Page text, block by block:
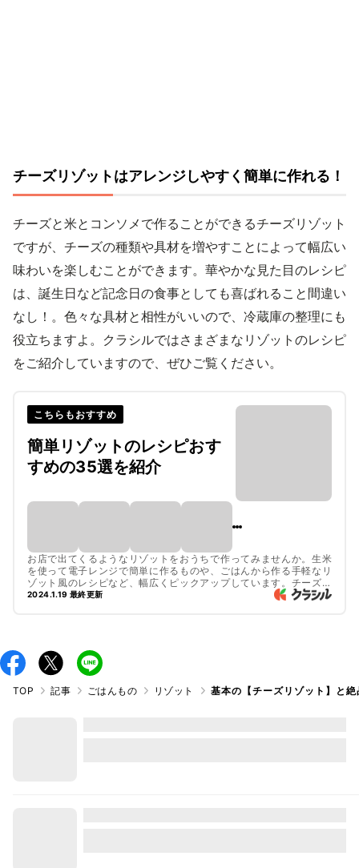
チーズリゾットはアレンジしやすく簡単に作れる！
チーズと米とコンソメで作ることができるチーズリゾット
ですが、チーズの種類や具材を増やすことによって幅広い
味わいを楽しむことができます。華やかな見た目のレシピ
は、誕生日など記念日の食事としても喜ばれること間違い
なし！。色々な具材と相性がいいので、冷蔵庫の整理にも
役立ちますよ。クラシルではさまざまなリゾットのレシピ
をご紹介していますので、ぜひご覧ください。
こちらもおすすめ
簡単リゾットのレシピおす
すめの35選を紹介
お店で出てくるようなリゾットをおうちで作ってみませんか。生米
を使って電子レンジで簡単に作るものや、ごはんから作る手軽なリ
ゾット風のレシピなど、幅広くピックアップしています。チーズや
温泉たまごをのせて、とろっとまろやかなおいしさも楽しめます。
2024.1.19 最終更新
TOP 記事 ごはんもの リゾット 基本の【チーズリゾット】と